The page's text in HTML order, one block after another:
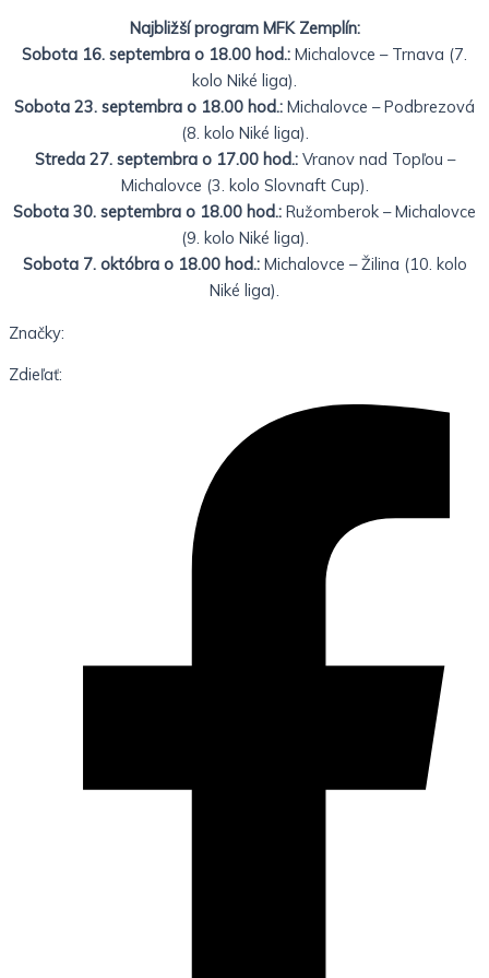
Najbližší program MFK Zemplín:
Sobota 16. septembra o 18.00 hod.: Michalovce – Trnava (7.
kolo Niké liga).
Sobota 23. septembra o 18.00 hod.: Michalovce – Podbrezová
(8. kolo Niké liga).
Streda 27. septembra o 17.00 hod.:Vranov nad Topľou –
Michalovce (3. kolo Slovnaft Cup).
Sobota 30. septembra o 18.00 hod.: Ružomberok – Michalovce
(9. kolo Niké liga).
Sobota 7. októbra o 18.00 hod.:Michalovce – Žilina (10. kolo
Niké liga).
Značky:
Zdieľať: